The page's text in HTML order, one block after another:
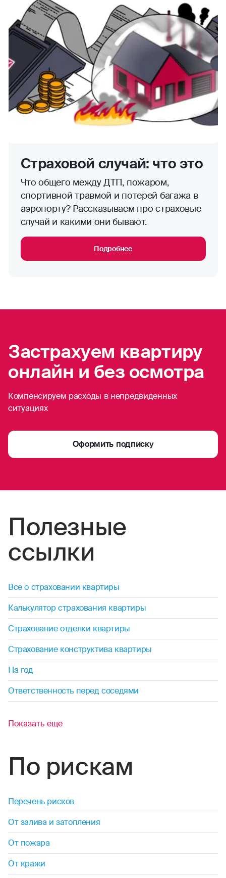
Страховой случай: что это
Что общего между ДТП, пожаром,
спортивной травмой и потерей багажа в
аэропорту? Рассказываем про страховые
случай и какими они бывают.
Подробнее
Застрахуем квартиру
онлайн и без осмотра
Компенсируем расходы в непредвиденных
ситуациях
Оформить подписку
Полезные
ссылки
Все о страховании квартиры
Калькулятор страхования квартиры
Страхование отделки квартиры
Страхование конструктива квартиры
На год
Ответственность перед соседями
Показать еще
По рискам
Перечень рисков
От залива и затопления
От пожара
От кражи